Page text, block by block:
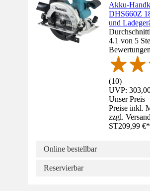
Akku-
DHS660Z
und
4.1 von 5
(10)
UVP:
Unser
Preise inkl.
zzgl.
ST209,99 €*
Online bestellbar
Reservierbar